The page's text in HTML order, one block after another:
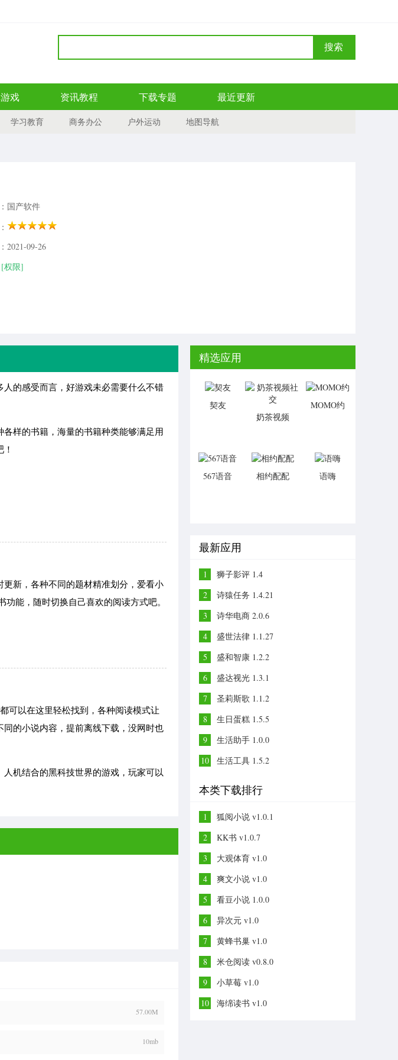
搜索
戏 资讯教程 下载专题 最近更新
学习教育 商务办公 户外运动 地图导航
国产软件
2021-09-26
[权限]
的感受而言，好游戏未必需要什么不错
样的书籍，海量的书籍种类能够满足用
新，各种不同的题材精准划分，爱看小
能，随时切换自己喜欢的阅读方式吧。
可以在这里轻松找到，各种阅读模式让
的小说内容，提前离线下载，没网时也
机结合的黑科技世界的游戏，玩家可以
57.00M
10mb
精选应用
契友
奶茶视频
MOMO约
567语音 相约配配 语嗨
最新应用
1
狮子影评 1.4
2
诗猿任务 1.4.21
3
诗华电商 2.0.6
4
盛世法律 1.1.27
5
盛和智康 1.2.2
6
盛达视光 1.3.1
7
圣莉斯歌 1.1.2
8
生日蛋糕 1.5.5
9
生活助手 1.0.0
10
生活工具 1.5.2
本类下载排行
1
狐阅小说 v1.0.1
2
KK书 v1.0.7
3
大观体育 v1.0
4
爽文小说 v1.0
5
看豆小说 1.0.0
6
异次元 v1.0
7
黄蜂书巢 v1.0
8
米仓阅读 v0.8.0
9
小草莓 v1.0
10
海绵读书 v1.0